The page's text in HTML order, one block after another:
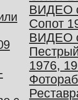
ВИДЕО
Сопот
ВИДЕО
1976,